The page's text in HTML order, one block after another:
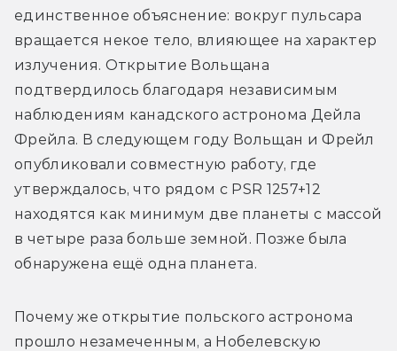
единственное объяснение: вокруг пульсара
вращается некое тело, влияющее на характер
излучения. Открытие Вольщана
подтвердилось благодаря независимым
наблюдениям канадского астронома Дейла
Фрейла. В следующем году Вольщан и Фрейл
опубликовали совместную работу, где
утверждалось, что рядом с PSR 1257+12
находятся как минимум две планеты с массой
в четыре раза больше земной. Позже была
обнаружена ещё одна планета.
Почему же открытие польского астронома
прошло незамеченным, а Нобелевскую